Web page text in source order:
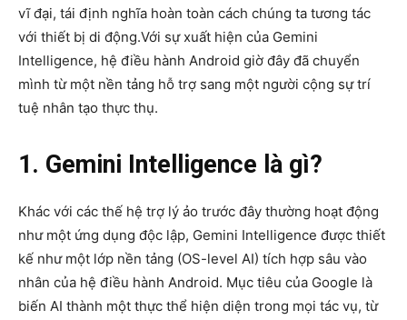
vĩ đại, tái định nghĩa hoàn toàn cách chúng ta tương tác
với thiết bị di động.Với sự xuất hiện của Gemini
Intelligence, hệ điều hành Android giờ đây đã chuyển
mình từ một nền tảng hỗ trợ sang một người cộng sự trí
tuệ nhân tạo thực thụ.
1. Gemini Intelligence là gì?
Khác với các thế hệ trợ lý ảo trước đây thường hoạt động
như một ứng dụng độc lập, Gemini Intelligence được thiết
kế như một lớp nền tảng (OS-level AI) tích hợp sâu vào
nhân của hệ điều hành Android. Mục tiêu của Google là
biến AI thành một thực thể hiện diện trong mọi tác vụ, từ